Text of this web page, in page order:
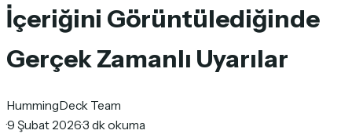
İçeriğini Görüntülediğinde
Gerçek Zamanlı Uyarılar
HummingDeck Team
·9 Şubat 2026·3 dk okuma